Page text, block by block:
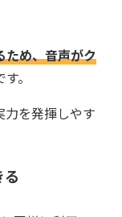
ため、音声がク
す。
力を発揮しやす